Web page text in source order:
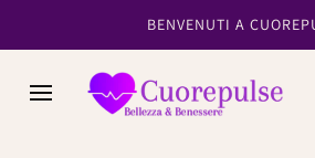
BENVENUTI A